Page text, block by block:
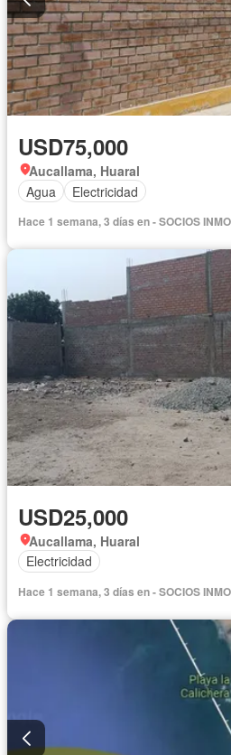
USD75,000
Aucallama, Huaral
Agua
Electricidad
Hace 1 semana, 3 días en - SOCIOS
USD25,000
Aucallama, Huaral
Electricidad
Hace 1 semana, 3 días en - SOCIOS